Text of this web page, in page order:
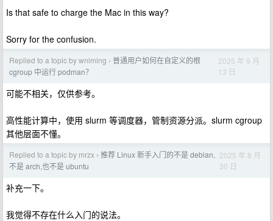
Is that safe to charge the Mac in this way?
Sorry for the confusion.
Replied to a topic by wniming › 普通用户如何在自定义的根
cgroup 中运行 podman？
2025 年 9 月
13 日
可能不相关，仅供参考。
高性能计算中，使用 slurm 等调度器，管制资源分派。slurm cgroup
其他层面不懂。
Replied to a topic by mrzx › 推荐 Linux 新手入门的不是 debian,
不是 arch,也不是 ubuntu
2025 年 8 月
30 日
补充一下。
我觉得不存在什么入门的说法。